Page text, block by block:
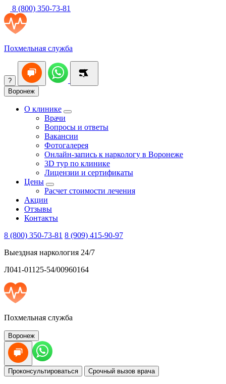
8 (800) 350-73-81
Похмельная служба
?
Воронеж
О клинике
Врачи
Вопросы и ответы
Вакансии
Фотогалерея
Онлайн-запись к наркологу в Воронеже
3D тур по клинике
Лицензии и сертификаты
Цены
Расчет стоимости лечения
Акции
Отзывы
Контакты
8 (800) 350-73-81 8 (909) 415-90-97
Выездная наркология 24/7
Л041-01125-54/00960164
Похмельная служба
Воронеж
Проконсультироваться Срочный вызов врача